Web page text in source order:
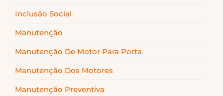
Inclusão Social
Manutenção
Manutenção De Motor Para Porta
Manutenção Dos Motores
Manutenção Preventiva